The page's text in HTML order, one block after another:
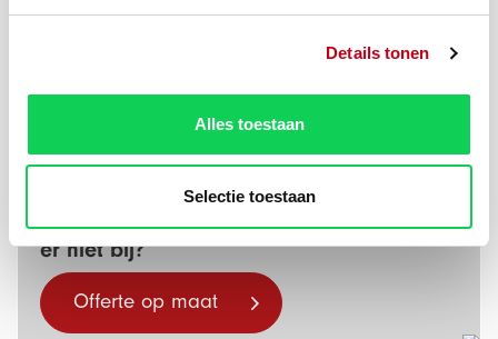
Details tonen
Alles toestaan
Selectie toestaan
Zit uw product
er niet bij?
Offerte op maat